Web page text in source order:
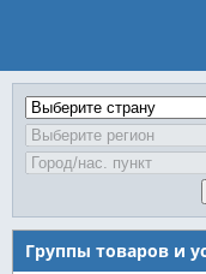
Группы товаров и